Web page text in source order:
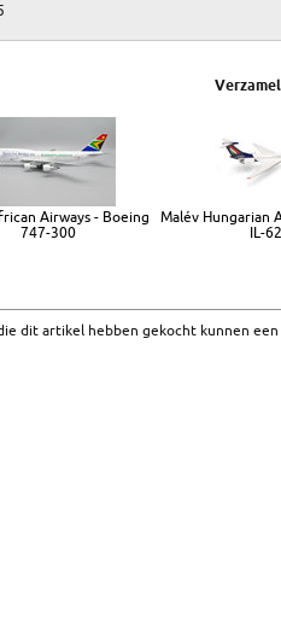
Airways - Boeing
747-300
Malév Hungarian
IL-
dit artikel hebben gekocht kunnen een